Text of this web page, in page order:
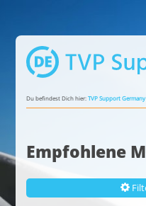
Du befindest Dich hier:TVP Support Germany
Empfohlene